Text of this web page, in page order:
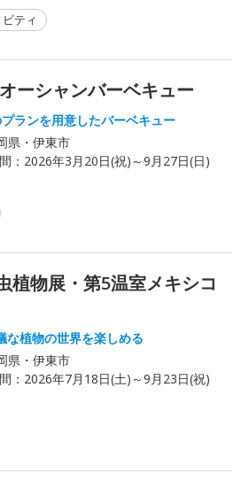
ティ
ーシャンバーベキュー
ランを用意したバーベキュー
県・伊東市
： 2026年3月20日(祝)～9月27日(日)
植物展・第5温室メキシコ
な植物の世界を楽しめる
県・伊東市
： 2026年7月18日(土)～9月23日(祝)